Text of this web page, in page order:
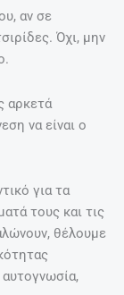
αν σε
Όχι, μην
αρκετά
να είναι ο
για τα
τους και τις
θέλουμε